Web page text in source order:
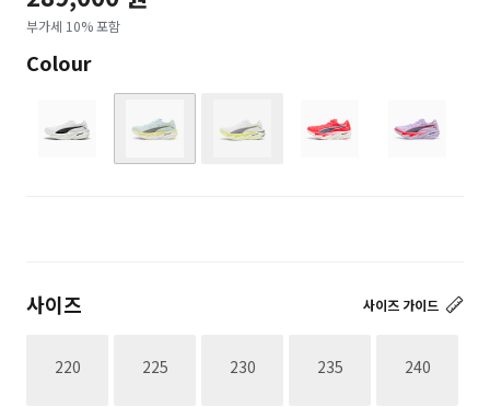
부가세 10% 포함
Colour
재고없음 재고없음
사이즈 가이드
사이즈
220재고없음 225재고없음 230재고없음 235재고없음 240재고없음